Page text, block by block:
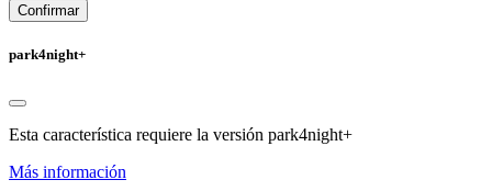
Confirmar
park4night+
Esta característica requiere la versión park4night+
Más información